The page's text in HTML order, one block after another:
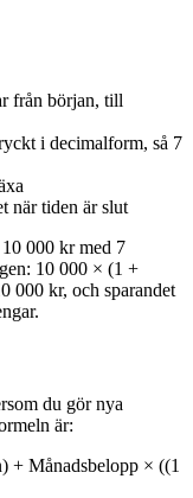
från början, till
i decimalform, så 7
när tiden är slut
000 kr med 7
10 000 × (1 +
000 kr, och sparandet
du gör nya
är:
+ Månadsbelopp × ((1